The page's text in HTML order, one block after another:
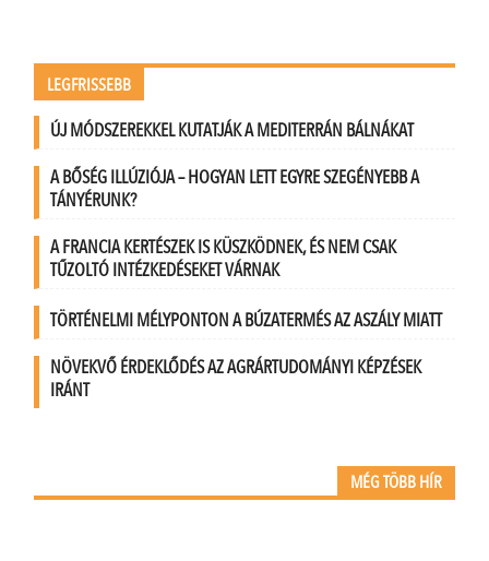
LEGFRISSEBB
ÚJ MÓDSZEREKKEL KUTATJÁK A MEDITERRÁN BÁLNÁKAT
A BŐSÉG ILLÚZIÓJA – HOGYAN LETT EGYRE SZEGÉNYEBB A
TÁNYÉRUNK?
A FRANCIA KERTÉSZEK IS KÜSZKÖDNEK, ÉS NEM CSAK
TŰZOLTÓ INTÉZKEDÉSEKET VÁRNAK
TÖRTÉNELMI MÉLYPONTON A BÚZATERMÉS AZ ASZÁLY MIATT
NÖVEKVŐ ÉRDEKLŐDÉS AZ AGRÁRTUDOMÁNYI KÉPZÉSEK
IRÁNT
MÉG TÖBB HÍR